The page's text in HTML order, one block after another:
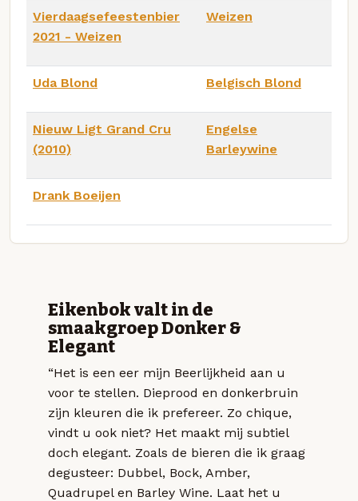
Vierdaagsefeestenbier
2021 - Weizen
Weizen
Uda Blond Belgisch Blond
Nieuw Ligt Grand Cru
(2010)
Engelse
Barleywine
Drank Boeijen
Eikenbok valt in de
smaakgroep Donker &
Elegant
“Het is een eer mijn Beerlijkheid aan u
voor te stellen. Dieprood en donkerbruin
zijn kleuren die ik prefereer. Zo chique,
vindt u ook niet? Het maakt mij subtiel
doch elegant. Zoals de bieren die ik graag
degusteer: Dubbel, Bock, Amber,
Quadrupel en Barley Wine. Laat het u